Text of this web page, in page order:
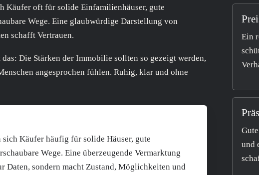
Käufer oft für solide Einfamilienhäuser, gute
Wege. Eine glaubwürdige Darstellung von
schafft Vertrauen.
Die Stärken der Immobilie sollten so gezeigt werden,
angesprochen fühlen. Ruhig, klar und ohne
sich Käufer häufig für solide Häuser, gute
Wege. Eine überzeugende Vermarktung
Daten, sondern macht Zustand, Möglichkeiten und
Ein
und